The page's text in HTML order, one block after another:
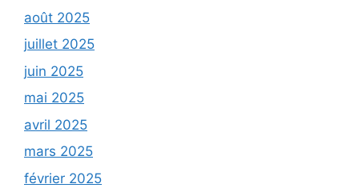
août 2025
juillet 2025
juin 2025
mai 2025
avril 2025
mars 2025
février 2025